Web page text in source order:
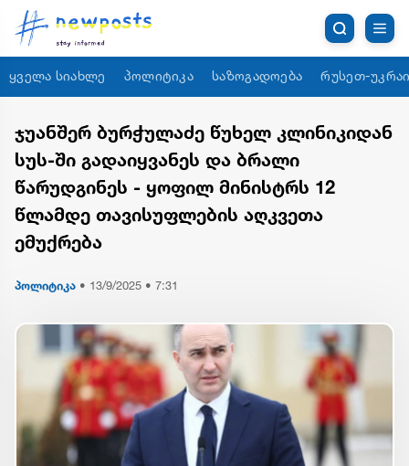
ყველა სიახლე პოლიტიკა საზოგადოება რუსეთ-
ჯუანშერ ბურჭულაძე წუხელ კლინიკიდან
სუს-ში გადაიყვანეს და ბრალი
წარუდგინეს - ყოფილ მინისტრს 12
წლამდე თავისუფლების აღკვეთა
ემუქრება
პოლიტიკა • 13/9/2025 • 7:31